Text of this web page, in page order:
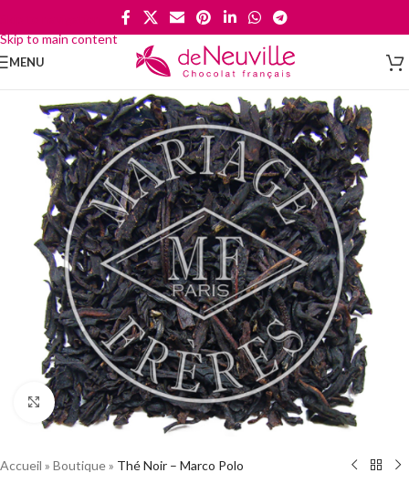
Skip to main content
MENU
Cliquez pour agrandir
Accueil » Boutique» Thé Noir – Marco Polo